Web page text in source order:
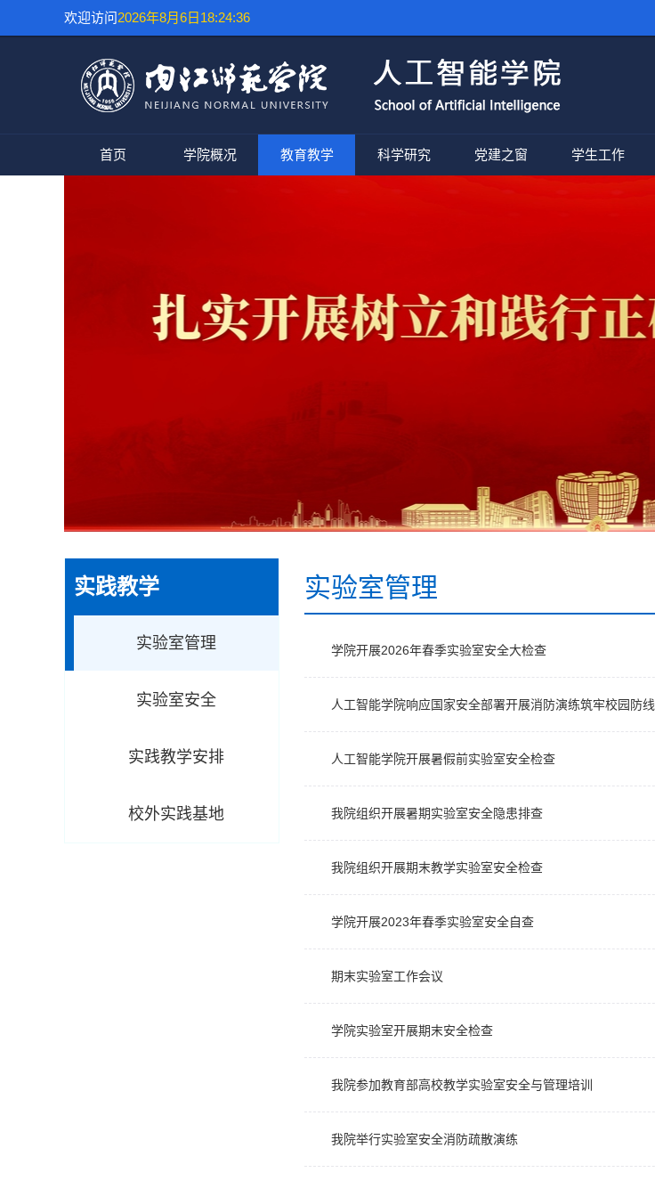
欢迎访问2026年8月6日18:24:37
首页 学院概况 教育教学 科学研究 党建之窗 学生工作
实践教学
实验室管理
实验室安全
实践教学安排
校外实践基地
实验室管理
学院开展2026年春季实验室安全大检查
人工智能学院响应国家安全部署开展消防演练筑牢校园防线
人工智能学院开展暑假前实验室安全检查
我院组织开展暑期实验室安全隐患排查
我院组织开展期末教学实验室安全检查
学院开展2023年春季实验室安全自查
期末实验室工作会议
学院实验室开展期末安全检查
我院参加教育部高校教学实验室安全与管理培训
我院举行实验室安全消防疏散演练